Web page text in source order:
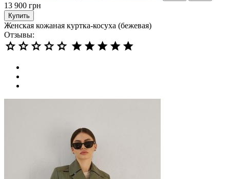
13 900 грн
Купить
Женская кожаная куртка-косуха (бежевая)
Отзывы: